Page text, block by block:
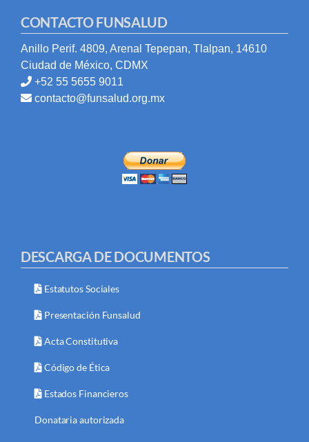
CONTACTO FUNSALUD
Anillo Perif. 4809, Arenal Tepepan, Tlalpan, 14610
Ciudad de México, CDMX
+52 55 5655 9011
contacto@funsalud.org.mx
DESCARGA DE DOCUMENTOS
Estatutos Sociales
Presentación Funsalud
Acta Constitutiva
Código de Ética
Estados Financieros
Donataria autorizada